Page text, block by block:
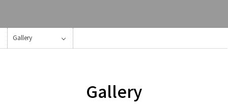
Gallery
Gallery